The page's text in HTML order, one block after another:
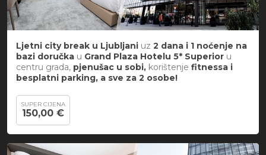
Ljetni city break u Ljubljani uz 2 dana i 1 noćenje na
bazi doručka u Grand Plaza Hotelu 5* Superior u
centru grada, pjenušac u sobi, korištenje fitnessa i
besplatni parking, a sve za 2 osobe!
SUPER CIJENA
150,00 €